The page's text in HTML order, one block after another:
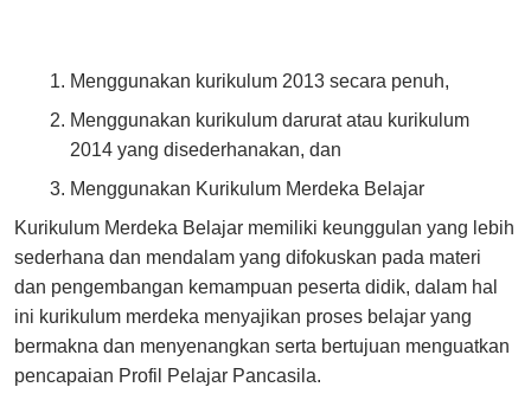
Menggunakan kurikulum 2013 secara penuh,
Menggunakan kurikulum darurat atau kurikulum
2014 yang disederhanakan, dan
Menggunakan Kurikulum Merdeka Belajar
Kurikulum Merdeka Belajar memiliki keunggulan yang lebih
sederhana dan mendalam yang difokuskan pada materi
dan pengembangan kemampuan peserta didik, dalam hal
ini kurikulum merdeka menyajikan proses belajar yang
bermakna dan menyenangkan serta bertujuan menguatkan
pencapaian Profil Pelajar Pancasila.